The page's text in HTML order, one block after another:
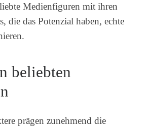
Medienfiguren mit ihren
die das Potenzial haben, echte
beliebten
prägen zunehmend die